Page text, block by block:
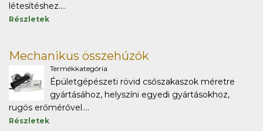
létesítéshez....
Részletek
Mechanikus összehúzók
Termékkategória
Épületgépészeti rövid csőszakaszok méretre
gyártásához, helyszíni egyedi gyártásokhoz,
rugós erőmérővel....
Részletek